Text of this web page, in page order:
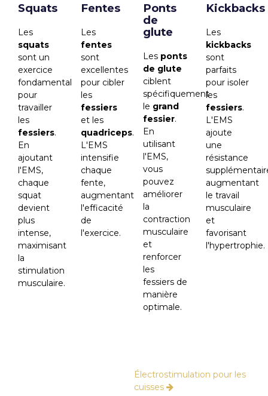
Squats
Les
squats
sont un
exercice
fondamental
pour
travailler
les
fessiers.
En
ajoutant
l'EMS,
chaque
squat
devient
plus
intense,
maximisant
la
stimulation
musculaire.
Fentes
Les
fentes
sont
excellentes
pour cibler
les
fessiers
et les
quadriceps.
L'EMS
intensifie
chaque
fente,
augmentant
l'efficacité
de
l'exercice.
Ponts
de
glute
Les ponts
de glute
ciblent
spécifiquement
le grand
fessier.
En
utilisant
l'EMS,
vous
pouvez
améliorer
la
contraction
musculaire
et
renforcer
les
fessiers de
manière
optimale.
Kickbacks
Les
kickbacks
sont
parfaits
pour isoler
les
fessiers.
L'EMS
ajoute
une
résistance
augmentant
le travail
musculaire
et
favorisant
l'hypertrophie.
Électrostimulation pour les
cuisses